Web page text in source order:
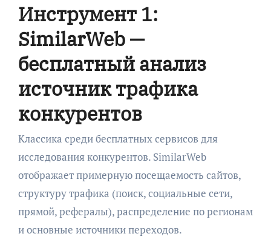
Инструмент 1:
SimilarWeb —
бесплатный анализ
источник трафика
конкурентов
Классика среди бесплатных сервисов для
исследования конкурентов. SimilarWeb
отображает примерную посещаемость сайтов,
структуру трафика (поиск, социальные сети,
прямой, рефералы), распределение по регионам
и основные источники переходов.